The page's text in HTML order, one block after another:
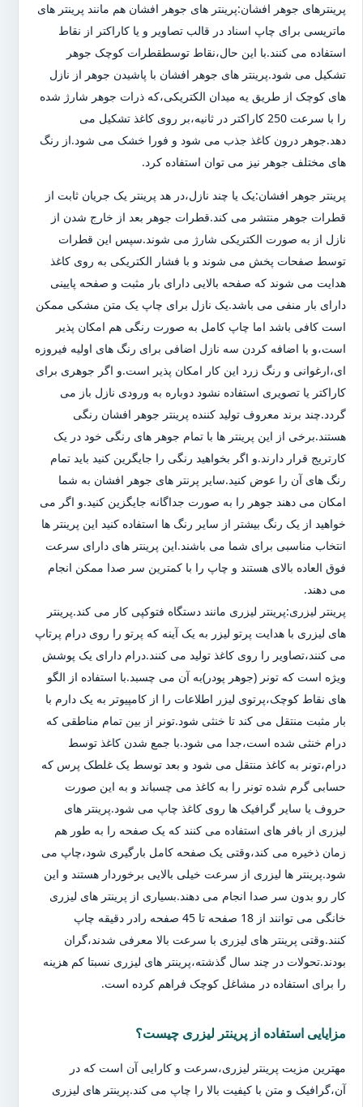
پرینترهای جوهر افشان:پرینتر های جوهر افشان هم مانند پرینتر های
ماتریسی برای چاپ اسناد در قالب تصاویر و یا کاراکتر از نقاط
استفاده می کنند.با این حال،نقاط توسطقطرات کوچک جوهر
تشکیل می شود.پرینتر های جوهر افشان با پاشیدن جوهر از نازل
های کوچک از طریق یه میدان الکتریکی،که ذرات جوهر شارژ شده
را با سرعت 250 کاراکتر در ثانیه،بر روی کاغذ تشکیل می
دهد.جوهر درون کاغذ جذب می شود و فورا خشک می شود.از رنگ
های مختلف جوهر نیز می توان استفاده کرد.
پرینتر جوهر افشان:یک یا چند نازل،در هد پرینتر یک جریان ثابت از
قطرات جوهر منتشر می کند.قطرات جوهر بعد از خارج شدن از
نازل از به صورت الکتریکی شارژ می شوند.سپس این قطرات
توسط صفحات پخش می شوند و با فشار الکتریکی به روی کاغذ
هدایت می شوند که صفحه بالایی دارای بار مثبت و صفحه پایینی
دارای بار منفی می باشد.یک نازل برای چاپ یک متن مشکی ممکن
است کافی باشد اما چاپ کامل به صورت رنگی هم امکان پذیر
است،و با اضافه کردن سه نازل اضافی برای رنگ های اولیه فیروزه
ای،ارغوانی و رنگ زرد این کار امکان پذیر است.و اگر جوهری برای
کاراکتر یا تصویری استفاده نشود دوباره به ورودی نازل باز می
گردد.چند برند معروف تولید کننده پرینتر جوهر افشان رنگی
هستند.برخی از این پرینتر ها با تمام جوهر های رنگی خود در یک
کارتریج قرار دارند.و اگر بخواهید رنگی را جایگرین کنید باید تمام
رنگ های آن را عوض کنید.سایر پرنتر های جوهر افشان به شما
امکان می دهند جوهر را به صورت جداگانه جایگزین کنید.و اگر می
خواهید از یک رنگ بیشتر از سایر رنگ ها استفاده کنید این پرینتر ها
انتخاب مناسبی برای شما می باشند.این پرینتر های دارای سرعت
فوق العاده بالای هستند و چاپ را با کمترین سر صدا ممکن انجام
می دهند.
پرینتر لیزری:پرینتر لیزری مانند دستگاه فتوکپی کار می کند.پرینتر
های لیزری با هدایت پرتو لیزر به یک آینه که پرتو را روی درام پرتاپ
می کنند،تصاویر را روی کاغذ تولید می کنند.درام دارای یک پوشش
ویژه است که تونر (جوهر پودر)به آن می چسبد.با استفاده از الگو
های نقاط کوچک،پرتوی لیزر اطلاعات را از کامپیوتر به یک دارم با
بار مثبت منتقل می کند تا خنثی شود.تونر از بین تمام مناطقی که
درام خنثی شده است،جدا می شود.با جمع شدن کاغذ توسط
درام،تونر به کاغذ منتقل می شود و بعد توسط یک غلطک پرس که
حسابی گرم شده تونر را به کاغذ می چسباند و به این صورت
حروف یا سایر گرافیک ها روی کاغذ چاپ می شود.پرینتر های
لیزری از بافر های استفاده می کنند که یک صفحه را به طور هم
زمان ذخیره می کند،وقتی یک صفحه کامل بارگیری شود،چاپ می
شود.پرینتر ها لیزری از سرعت خیلی بالایی برخوردار هستند و این
کار رو بدون سر صدا انجام می دهند.بسیاری از پرینتر های لیزری
خانگی می توانند از 18 صفحه تا 45 صفحه رادر دقیقه چاپ
کنند.وقتی پرینتر های لیزری با سرعت بالا معرفی شدند،گران
بودند.تحولات در چند سال گذشته،پرینتر های لیزری نسبتا کم هزینه
را برای استفاده در مشاغل کوچک فراهم کرده است.
مزایایی استفاده از پرینتر لیزری چیست؟
مهترین مزیت پرینتر لیزری،سرعت و کارایی آن است که در
آن،گرافیک و متن با کیفیت بالا را چاپ می کند.پرینتر های لیزری